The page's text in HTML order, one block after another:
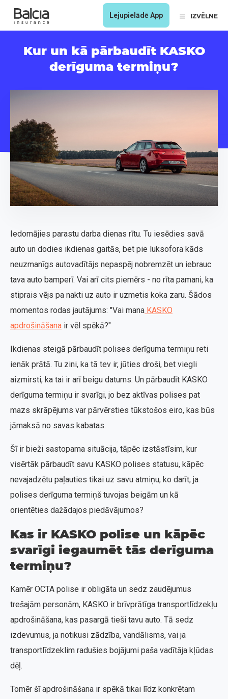
Lejupielādē App IZVĒLNE
Kur un kā pārbaudīt KASKO
derīguma termiņu?
Iedomājies parastu darba dienas rītu. Tu iesēdies savā
auto un dodies ikdienas gaitās, bet pie luksofora kāds
neuzmanīgs autovadītājs nepaspēj nobremzēt un iebrauc
tava auto bamperī. Vai arī cits piemērs - no rīta pamani, ka
stiprais vējs pa nakti uz auto ir uzmetis koka zaru. Šādos
momentos rodas jautājums: "Vai mana KASKO
apdrošināšana ir vēl spēkā?"
Ikdienas steigā pārbaudīt polises derīguma termiņu reti
ienāk prātā. Tu zini, ka tā tev ir, jūties droši, bet viegli
aizmirsti, ka tai ir arī beigu datums. Un pārbaudīt KASKO
derīguma termiņu ir svarīgi, jo bez aktīvas polises pat
mazs skrāpējums var pārvērsties tūkstošos eiro, kas būs
jāmaksā no savas kabatas.
Šī ir bieži sastopama situācija, tāpēc izstāstīsim, kur
visērtāk pārbaudīt savu KASKO polises statusu, kāpēc
nevajadzētu paļauties tikai uz savu atmiņu, ko darīt, ja
polises derīguma termiņš tuvojas beigām un kā
orientēties dažādajos piedāvājumos?
Kas ir KASKO polise un kāpēc
svarīgi iegaumēt tās derīguma
termiņu?
Kamēr OCTA polise ir obligāta un sedz zaudējumus
trešajām personām, KASKO ir brīvprātīga transportlīdzekļu
apdrošināšana, kas pasargā tieši tavu auto. Tā sedz
izdevumus, ja notikusi zādzība, vandālisms, vai ja
transportlīdzeklim radušies bojājumi paša vadītāja kļūdas
dēļ.
Tomēr šī apdrošināšana ir spēkā tikai līdz konkrētam